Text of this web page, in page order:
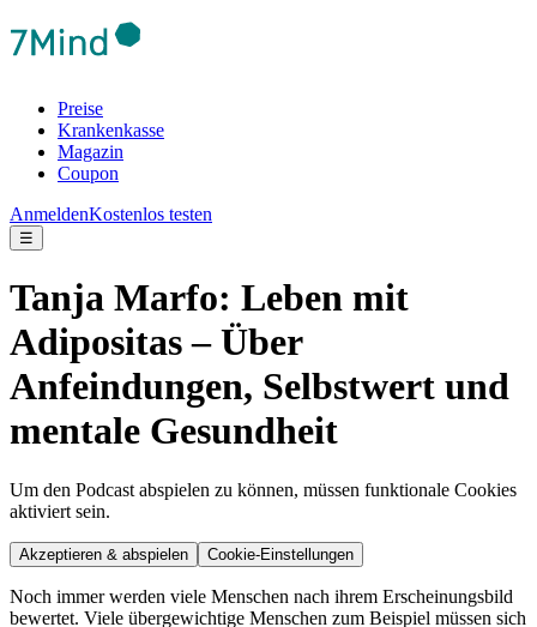
Preise
Krankenkasse
Magazin
Coupon
AnmeldenKostenlos testen
☰
Tanja Marfo: Leben mit
Adipositas – Über
Anfeindungen, Selbstwert und
mentale Gesundheit
Um den Podcast abspielen zu können, müssen funktionale Cookies
aktiviert sein.
Akzeptieren & abspielen Cookie-Einstellungen
Noch immer werden viele Menschen nach ihrem Erscheinungsbild
bewertet. Viele übergewichtige Menschen zum Beispiel müssen sich